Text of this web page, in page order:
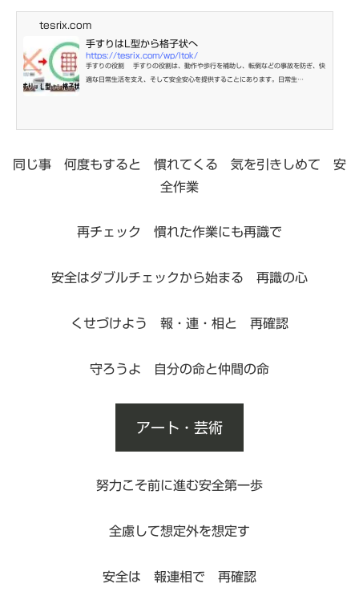
tesrix.com
手すりはL型から格子状へ
https://tesrix.com/wp/ltok/
手すりの役割 手すりの役割は、動作や歩行を補助し、転倒などの事故を防ぎ、快
適な日常生活を支え、そして安全安心を提供することにあります。日常生…
同じ事 何度もすると 慣れてくる 気を引きしめて 安
全作業
再チェック 慣れた作業にも再識で
安全はダブルチェックから始まる 再識の心
くせづけよう 報・連・相と 再確認
守ろうよ 自分の命と仲間の命
アート・芸術
努力こそ前に進む安全第一歩
全慮して想定外を想定す
安全は 報連相で 再確認